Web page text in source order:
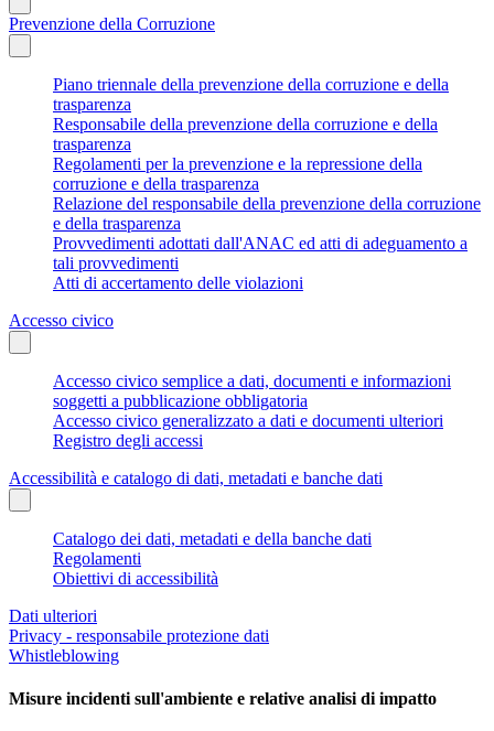
Prevenzione della Corruzione
Piano triennale della prevenzione della corruzione e della
trasparenza
Responsabile della prevenzione della corruzione e della
trasparenza
Regolamenti per la prevenzione e la repressione della
corruzione e della trasparenza
Relazione del responsabile della prevenzione della corruzione
e della trasparenza
Provvedimenti adottati dall'ANAC ed atti di adeguamento a
tali provvedimenti
Atti di accertamento delle violazioni
Accesso civico
Accesso civico semplice a dati, documenti e informazioni
soggetti a pubblicazione obbligatoria
Accesso civico generalizzato a dati e documenti ulteriori
Registro degli accessi
Accessibilità e catalogo di dati, metadati e banche dati
Catalogo dei dati, metadati e della banche dati
Regolamenti
Obiettivi di accessibilità
Dati ulteriori
Privacy - responsabile protezione dati
Whistleblowing
Misure incidenti sull'ambiente e relative analisi di impatto